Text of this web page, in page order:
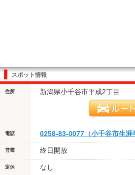
スポット情報
住所 新潟県小千谷市平成2丁目
電話 0258-83-0077（小千谷市生涯
営業 終日開放
定休 なし